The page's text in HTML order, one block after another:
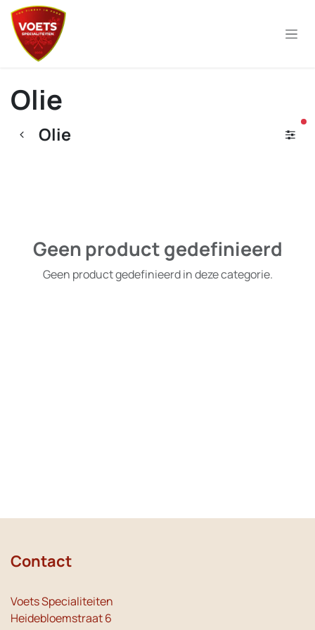
Overslaan naar inhoud
Olie
Olie
Geen product gedefinieerd
Geen product gedefinieerd in deze categorie.
Contact
Voets Specialiteiten
Heidebloemstraat 6